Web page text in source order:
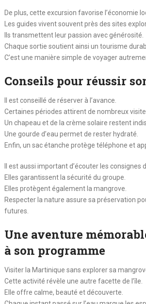
De plus, cette excursion favorise l’économie
Les guides vivent souvent près des sites
Ils transmettent leur passion avec générosité.
Chaque sortie soutient ainsi un tourisme
C’est une manière simple de voyager
Conseils pour réussir
Il est conseillé de réserver à l’avance.
Certaines périodes attirent de nombreux
Un chapeau et de la crème solaire restent
Une gourde d’eau permet de rester hydraté.
Enfin, un sac étanche protège téléphone et
Il est aussi important d’écouter les consignes
Elles garantissent la sécurité du groupe.
Elles protègent également la mangrove.
Respecter la nature assure sa préservation
futures.
Une aventure
à son programme
Visiter la Martinique sans explorer sa
Cette activité révèle une autre facette de l’île.
Elle offre calme, beauté et découverte.